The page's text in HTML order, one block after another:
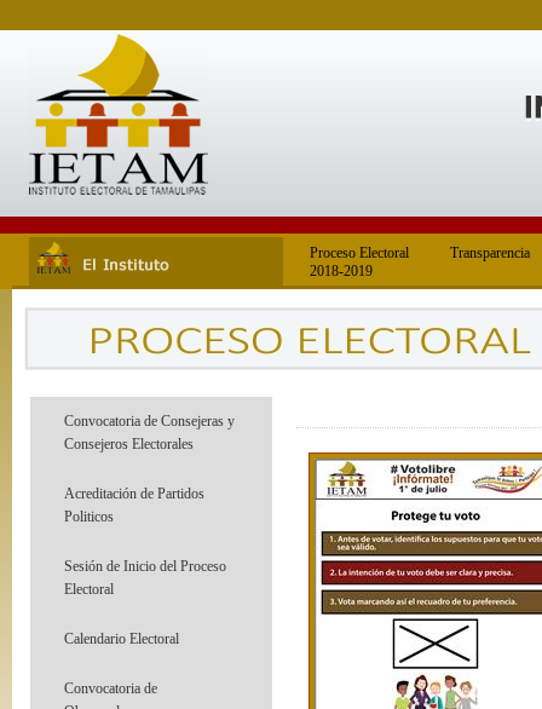
Proceso Electoral
2018-2019
Transparencia
Convocatoria de Consejeras y
Consejeros Electorales
Acreditación de Partidos
Politicos
Sesión de Inicio del Proceso
Electoral
Calendario Electoral
Convocatoria de